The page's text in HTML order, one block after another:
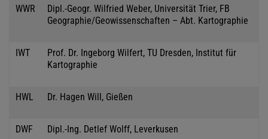
WWR
Dipl.-Geogr. Wilfried Weber, Universität Trier, FB
Geographie/Geowissenschaften – Abt. Kartographie
IWT
Prof. Dr. Ingeborg Wilfert, TU Dresden, Institut für
Kartographie
HWL Dr. Hagen Will, Gießen
DWF Dipl.-Ing. Detlef Wolff, Leverkusen